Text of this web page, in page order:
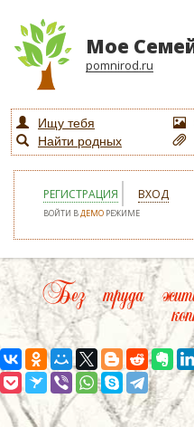
Мое
pomnirod.ru
Ищу тебя
Найти родных
РЕГИСТРАЦИЯ ВХОД
ВОЙТИ ВДЕМО РЕЖИМЕ
Без труда